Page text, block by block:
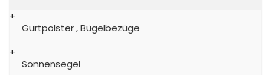
Gurtpolster , Bügelbezüge
Sonnensegel